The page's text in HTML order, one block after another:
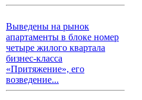
Выведены на рынок
апартаменты в блоке номер
четыре жилого квартала
бизнес-класса
«Притяжение», его
возведение...